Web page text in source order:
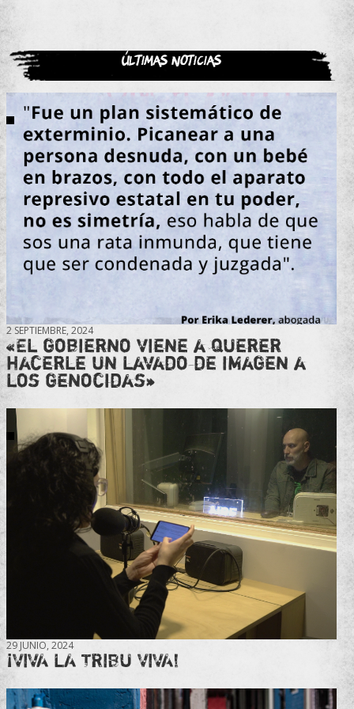
Últimas noticias
2 SEPTIEMBRE, 2024
«El gobierno viene a querer
hacerle un lavado de imagen a
los genocidas»
29 JUNIO, 2024
¡VIVA LA TRIBU VIVA!